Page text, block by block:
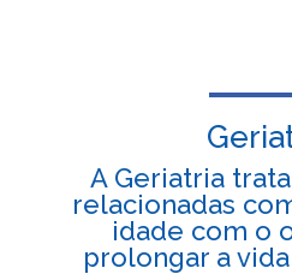
A Geriatria
relacionadas
idade com o
prolongar a